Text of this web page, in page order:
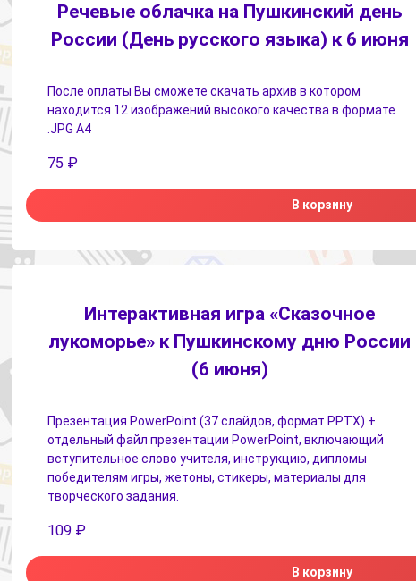
Речевые облачка на Пушкинский день
России (День русского языка) к 6 июня
После оплаты Вы сможете скачать архив в котором
находится 12 изображений высокого качества в формате
.JPG А4
75 ₽
В корзину
Интерактивная игра «Сказочное
лукоморье» к Пушкинскому дню России
(6 июня)
Презентация PowerPoint (37 слайдов, формат PPTX) +
отдельный файл презентации PowerPoint, включающий
вступительное слово учителя, инструкцию, дипломы
победителям игры, жетоны, стикеры, материалы для
творческого задания.
109 ₽
В корзину